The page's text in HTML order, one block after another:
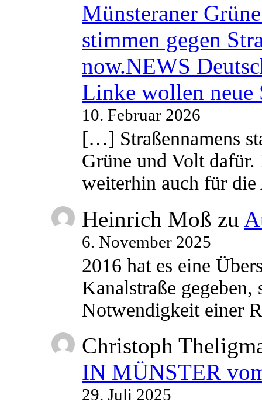
Münsteraner
stimmen gegen
now.NEWS
Linke wollen neue
10. Februar 2026
[…] Straßennamens
Grüne und Volt
weiterhin auch für
Heinrich Moß zu
6. November 2025
2016 hat es eine
Kanalstraße
Notwendigkeit einer
Christoph
IN MÜNSTER
29. Juli 2025